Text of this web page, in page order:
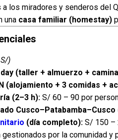
a los miradores y senderos del
una casa familiar (homestay)
)
(taller + almuerzo +
(alojamiento + 3 comidas +
(2–3 h): S/ 60 – 90 por
(día completo): S/ 150 –
por la comunidad y